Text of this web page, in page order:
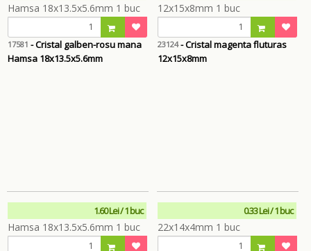
17581 - Cristal galben-rosu mana
Hamsa 18x13.5x5.6mm
23124- Cristal magenta fluturas
12x15x8mm
1.60 Lei / 1 buc 0.33 Lei / 1 buc